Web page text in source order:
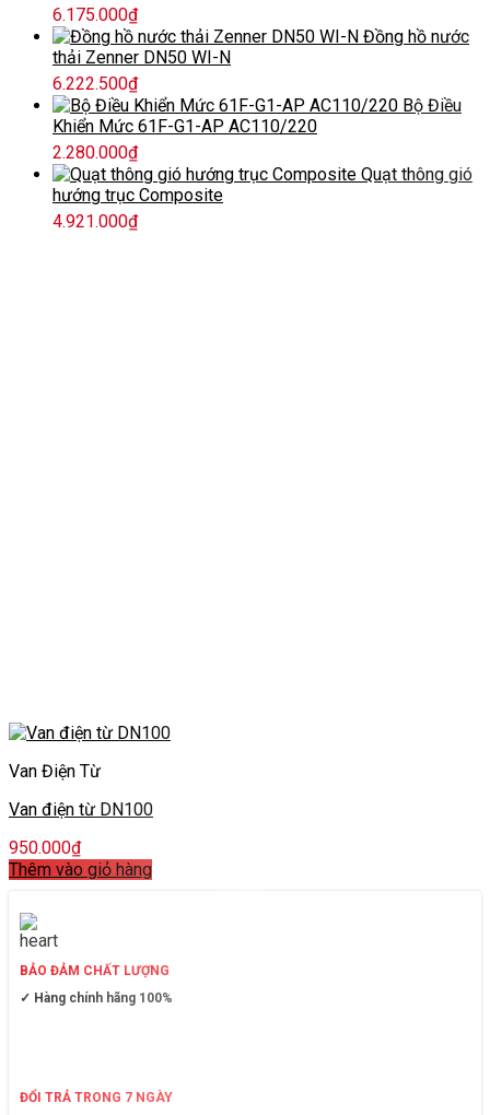
6.175.000₫
Đồng hồ nước
thải Zenner DN50 WI-N
6.222.500₫
Bộ Điều
Khiển Mức 61F-G1-AP AC110/220
2.280.000₫
Quạt thông gió
hướng trục Composite
4.921.000₫
Van Điện Từ
Van điện từ DN100
950.000₫
Thêm vào giỏ hàng
BẢO ĐẢM CHẤT LƯỢNG
✓ Hàng chính hãng 100%
ĐỔI TRẢ TRONG 7 NGÀY